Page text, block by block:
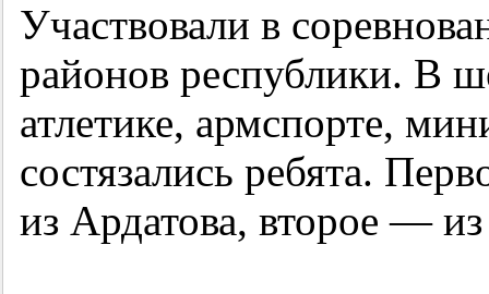
Участвовали в
районов республики. В
атлетике, армспорте,
состязались ребята.
из Ардатова, второе —